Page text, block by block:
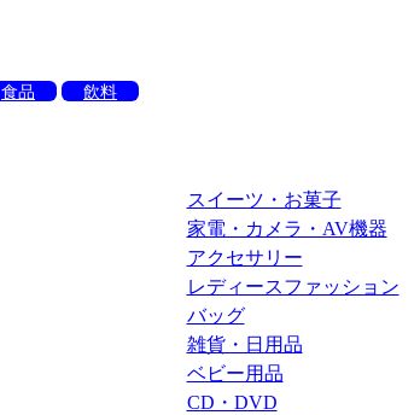
食品 飲料
スイーツ・お菓子
家電・カメラ・AV機器
アクセサリー
レディースファッション
バッグ
雑貨・日用品
ベビー用品
CD・DVD